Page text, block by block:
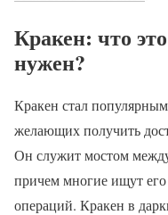
Кракен: что
нужен?
Кракен стал
желающих получить
Он служит мостом
причем многие ищут
операций. Кракен в